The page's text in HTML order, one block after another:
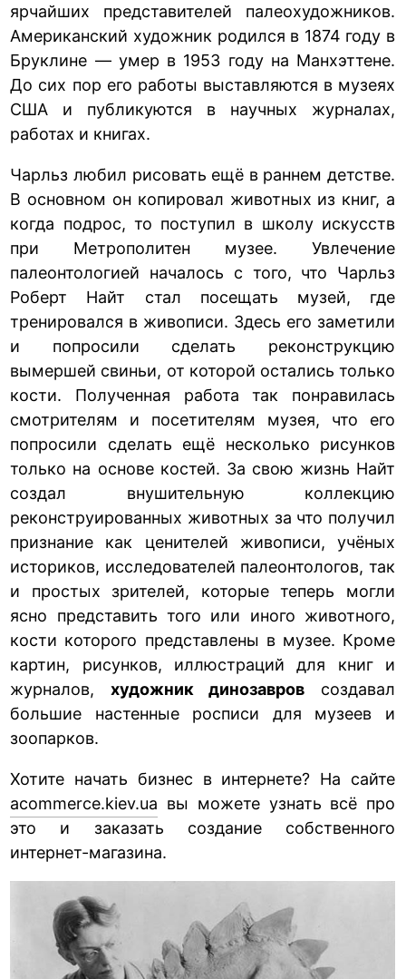
ярчайших представителей палеохудожников.
Американский художник родился в 1874 году в
Бруклине — умер в 1953 году на Манхэттене.
До сих пор его работы выставляются в музеях
США и публикуются в научных журналах,
работах и книгах.
Чарльз любил рисовать ещё в раннем детстве.
В основном он копировал животных из книг, а
когда подрос, то поступил в школу искусств
при Метрополитен музее. Увлечение
палеонтологией началось с того, что Чарльз
Роберт Найт стал посещать музей, где
тренировался в живописи. Здесь его заметили
и попросили сделать реконструкцию
вымершей свиньи, от которой остались только
кости. Полученная работа так понравилась
смотрителям и посетителям музея, что его
попросили сделать ещё несколько рисунков
только на основе костей. За свою жизнь Найт
создал внушительную коллекцию
реконструированных животных за что получил
признание как ценителей живописи, учёных
историков, исследователей палеонтологов, так
и простых зрителей, которые теперь могли
ясно представить того или иного животного,
кости которого представлены в музее. Кроме
картин, рисунков, иллюстраций для книг и
журналов, художник динозавров создавал
большие настенные росписи для музеев и
зоопарков.
Хотите начать бизнес в интернете? На сайте
acommerce.kiev.ua вы можете узнать всё про
это и заказать создание собственного
интернет-магазина.